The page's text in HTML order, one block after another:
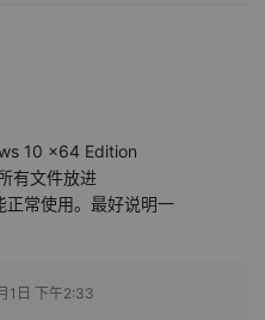
10 x64 Edition
有文件放进
正常使用。最好说明一
1日 下午2:33